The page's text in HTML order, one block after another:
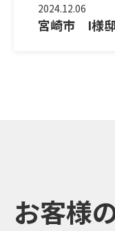
2024.12.06
宮崎市 I様
お客様